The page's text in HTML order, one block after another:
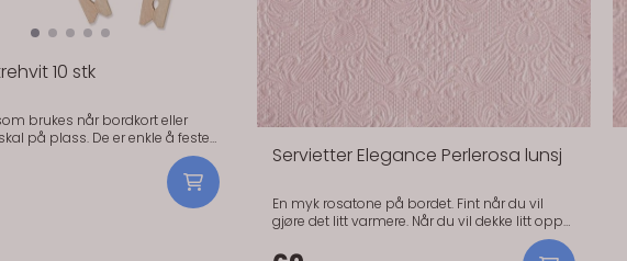
10 stk
brukes når bordkort eller
De er enkle å feste
gaveposer eller små detaljer
Servietter Elegance Perlerosa lunsj
En myk rosatone på bordet. Fint når du vil
gjøre det litt varmere. Når du vil dekke litt opp
passer godt sammen med hvitt og lyse